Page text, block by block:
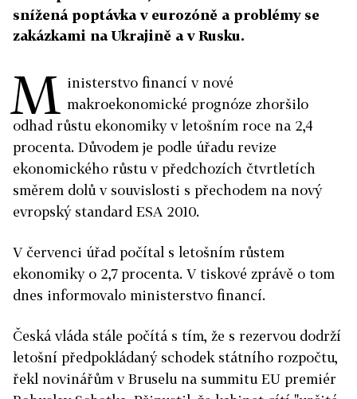
snížená poptávka v eurozóně a problémy se
zakázkami na Ukrajině a v Rusku.
M inisterstvo financí v nové
makroekonomické prognóze zhoršilo
odhad růstu ekonomiky v letošním roce na 2,4
procenta. Důvodem je podle úřadu revize
ekonomického růstu v předchozích čtvrtletích
směrem dolů v souvislosti s přechodem na nový
evropský standard ESA 2010.
V červenci úřad počítal s letošním růstem
ekonomiky o 2,7 procenta. V tiskové zprávě o tom
dnes informovalo ministerstvo financí.
Česká vláda stále počítá s tím, že s rezervou dodrží
letošní předpokládaný schodek státního rozpočtu,
řekl novinářům v Bruselu na summitu EU premiér